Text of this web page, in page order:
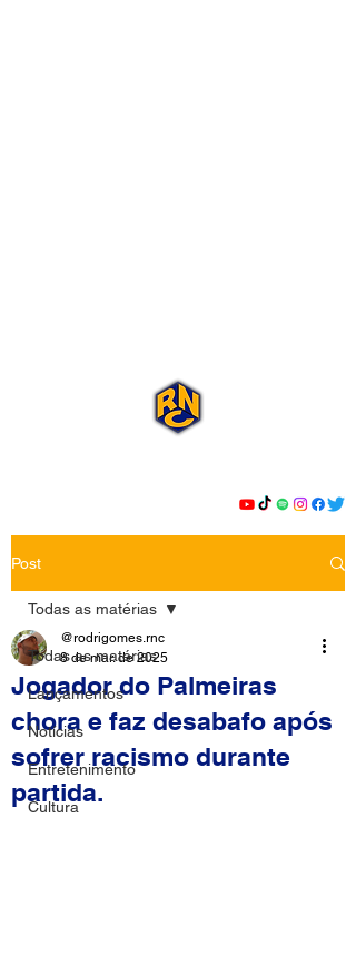
Post
Todas as matérias
Lançamentos
Notícias
Entretenimento
Cultura
Todas as matérias
Jogador do Palmeiras
chora e faz desabafo após
sofrer racismo durante
partida.
@rodrigomes.rnc
8 de mar. de 2025